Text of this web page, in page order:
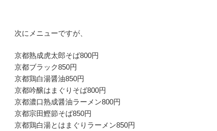
次にメニューですが、
京都熟成虎太郎そば800円
京都ブラック850円
京都鶏白湯醤油850円
京都吟醸はまぐりそば800円
京都濃口熟成醤油ラーメン800円
京都宗田鰹節そば850円
京都鶏白湯とはまぐりラーメン850円